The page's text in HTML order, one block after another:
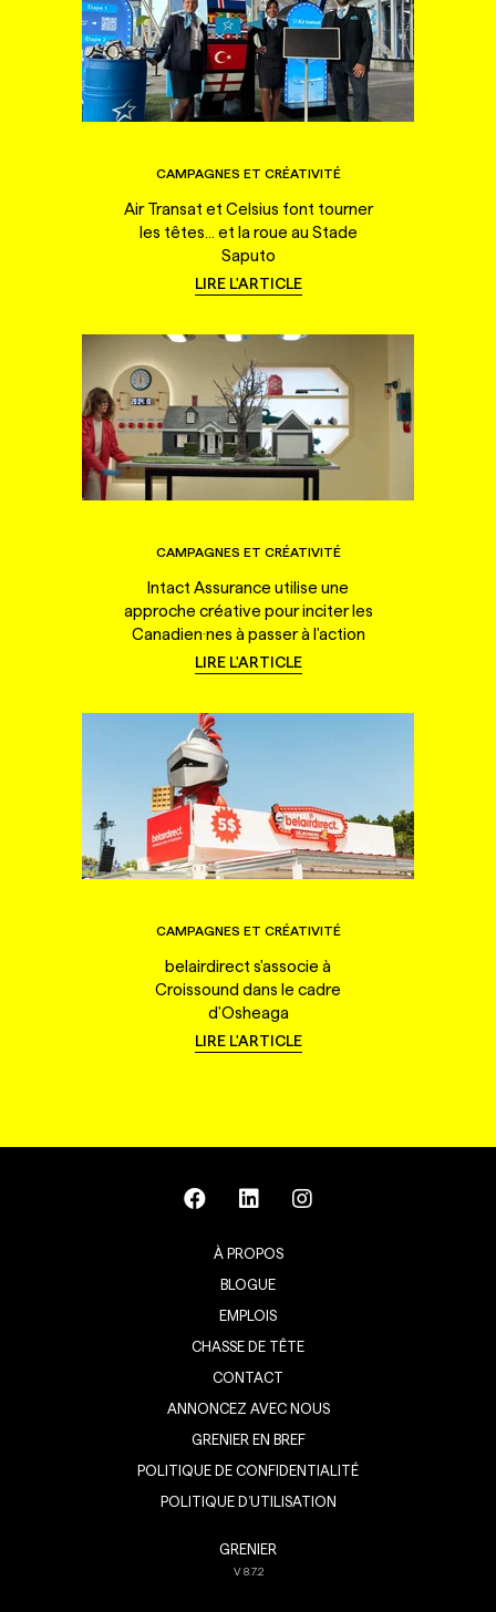
CAMPAGNES ET CRÉATIVITÉ
Air Transat et Celsius font tourner
les têtes... et la roue au Stade
Saputo
LIRE L'ARTICLE
CAMPAGNES ET CRÉATIVITÉ
Intact Assurance utilise une
approche créative pour inciter les
Canadien·nes à passer à l'action
LIRE L'ARTICLE
CAMPAGNES ET CRÉATIVITÉ
belairdirect s'associe à
Croissound dans le cadre
d'Osheaga
LIRE L'ARTICLE
À PROPOS
BLOGUE
EMPLOIS
CHASSE DE TÊTE
CONTACT
ANNONCEZ AVEC NOUS
GRENIER EN BREF
POLITIQUE DE CONFIDENTIALITÉ
POLITIQUE D’UTILISATION
GRENIER
V8.7.2